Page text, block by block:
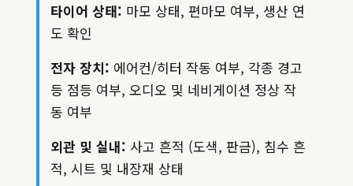
타이어 상태: 마모 상태, 편마모 여부, 생산 연
도 확인
전자 장치: 에어컨/히터 작동 여부, 각종 경고
등 점등 여부, 오디오 및 네비게이션 정상 작
동 여부
외관 및 실내: 사고 흔적 (도색, 판금), 침수 흔
적, 시트 및 내장재 상태